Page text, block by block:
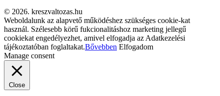
© 2026. kreszvaltozas.hu
Weboldalunk az alapvető működéshez szükséges cookie-kat
használ. Szélesebb körű fukcionalitáshoz marketing jellegű
cookiekat engedélyezhet, amivel elfogadja az Adatkezelési
tájékoztatóban foglaltakat.Bővebben Elfogadom
Manage consent
Close